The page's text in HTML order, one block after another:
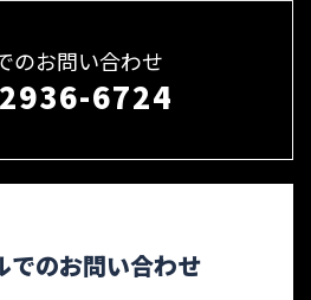
のお問い合わせ
6724
でのお問い合わせ